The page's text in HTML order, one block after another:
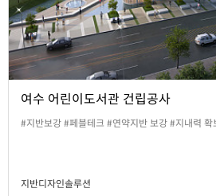
여수 어린이도서관 건립공사
#지반보강 #페블테크 #연약지반 보강 #지내력 확
지반디자인솔루션